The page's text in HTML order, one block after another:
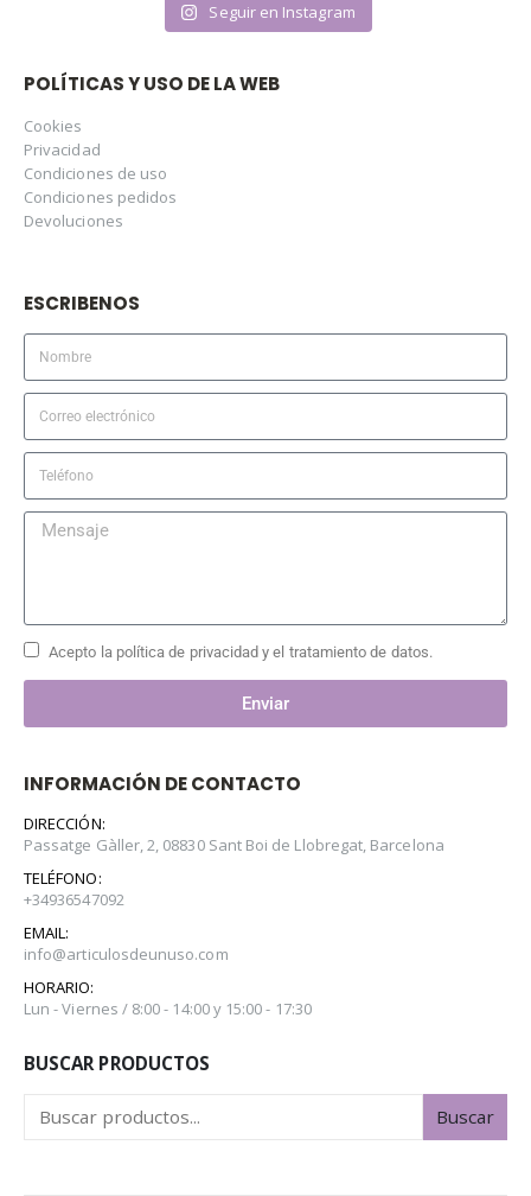
Seguir en Instagram
POLÍTICAS Y USO DE LA WEB
Cookies
Privacidad
Condiciones de uso
Condiciones pedidos
Devoluciones
ESCRIBENOS
Acepto la política de privacidad y el tratamiento de datos.
Enviar
INFORMACIÓN DE CONTACTO
DIRECCIÓN:
Passatge Gàller, 2, 08830 Sant Boi de Llobregat, Barcelona
TELÉFONO:
+34936547092
EMAIL:
info@articulosdeunuso.com
HORARIO:
Lun - Viernes / 8:00 - 14:00 y 15:00 - 17:30
BUSCAR PRODUCTOS
Buscar